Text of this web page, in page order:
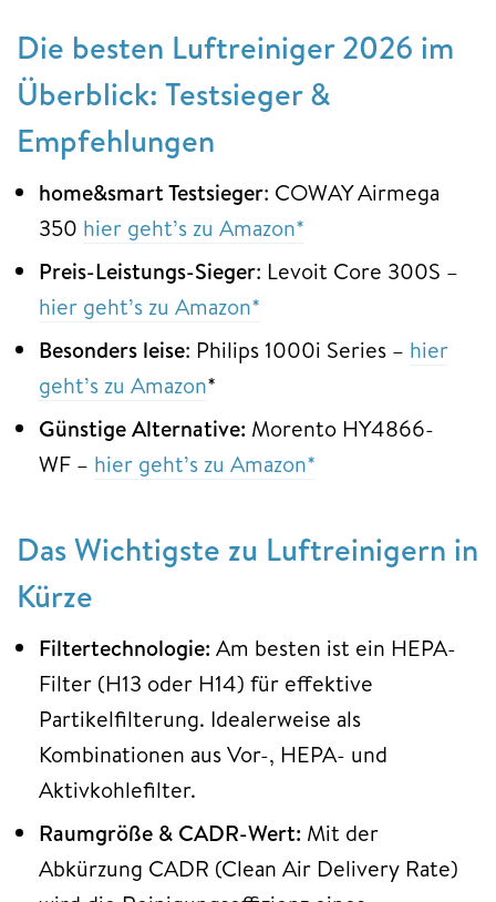
Die besten Luftreiniger 2026 im
Überblick: Testsieger &
Empfehlungen
home&smart Testsieger: COWAY Airmega
350 hier geht’s zu Amazon*
Preis-Leistungs-Sieger: Levoit Core 300S –
hier geht’s zu Amazon*
Besonders leise: Philips 1000i Series – hier
geht’s zu Amazon*
Günstige Alternative: Morento HY4866-
WF – hier geht’s zu Amazon*
Das Wichtigste zu Luftreinigern in
Kürze
Filtertechnologie: Am besten ist ein HEPA-
Filter (H13 oder H14) für effektive
Partikelfilterung. Idealerweise als
Kombinationen aus Vor-, HEPA- und
Aktivkohlefilter.
Raumgröße & CADR-Wert: Mit der
Abkürzung CADR (Clean Air Delivery Rate)